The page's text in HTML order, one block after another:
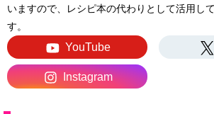
いますので、レシピ本の代わりとして活用し
す。
YouTube
Instagram